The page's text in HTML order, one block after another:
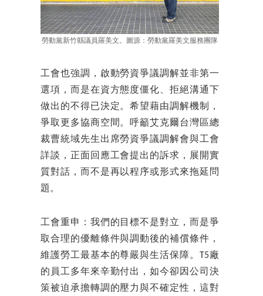
勞動黨新竹縣議員羅美文。圖源：勞動黨羅美文服務團隊
工會也強調，啟動勞資爭議調解並非第一
選項，而是在資方態度僵化、拒絕溝通下
做出的不得已決定。希望藉由調解機制，
爭取更多協商空間。呼籲艾克爾台灣區總
裁曹統域先生出席勞資爭議調解會與工會
詳談，正面回應工會提出的訴求，展開實
質對話，而不是再以程序或形式來拖延問
題。
工會重申：我們的目標不是對立，而是爭
取合理的優離條件與調動後的補償條件，
維護勞工最基本的尊嚴與生活保障。T5廠
的員工多年來辛勤付出，如今卻因公司決
策被迫承擔轉調的壓力與不確定性，這對